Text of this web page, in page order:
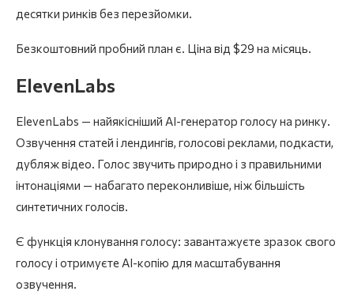
десятки ринків без перезйомки.
Безкоштовний пробний план є. Ціна від $29 на місяць.
ElevenLabs
ElevenLabs — найякісніший AI-генератор голосу на ринку.
Озвучення статей і лендингів, голосові реклами, подкасти,
дубляж відео. Голос звучить природно і з правильними
інтонаціями — набагато переконливіше, ніж більшість
синтетичних голосів.
Є функція клонування голосу: завантажуєте зразок свого
голосу і отримуєте AI-копію для масштабування
озвучення.